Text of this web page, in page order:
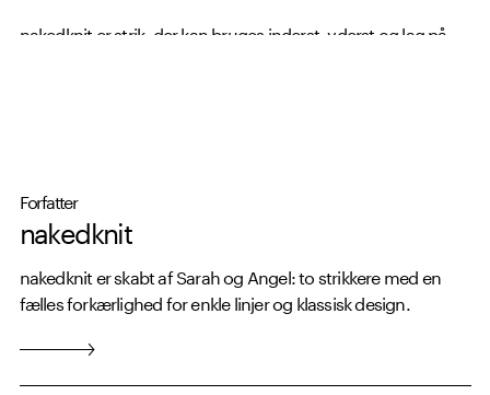
nakedknit er strik, der kan bruges inderst, yderst og lag på
Forfatter
nakedknit
nakedknit er skabt af Sarah og Angel: to strikkere med en
fælles forkærlighed for enkle linjer og klassisk design.